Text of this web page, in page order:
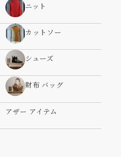
ニット
カットソー
シューズ
財布 バッグ
アザー アイテム